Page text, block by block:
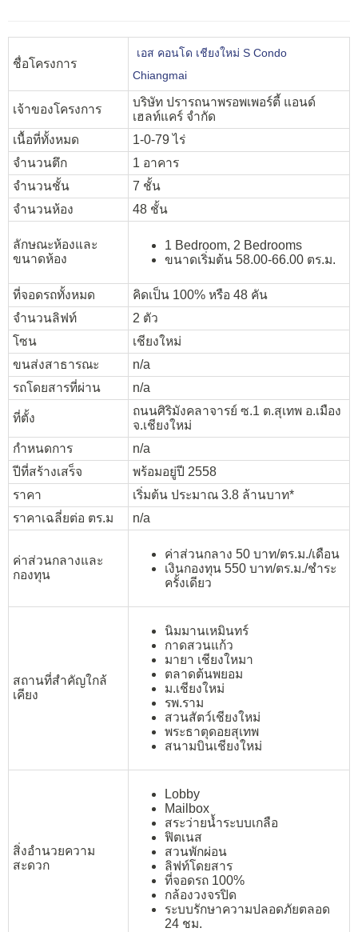
ชื่อโครงการ
เอส คอนโด เชียงใหม่ S Condo
Chiangmai
เจ้าของโครงการ
บริษัท ปรารถนาพรอพเพอร์ตี้ แอนด์
เฮลท์แคร์ จำกัด
เนื้อที่ทั้งหมด
1-0-79 ไร่
จำนวนตึก
1 อาคาร
จำนวนชั้น
7 ชั้น
จำนวนห้อง
48 ชั้น
ลักษณะห้องและ
ขนาดห้อง
1 Bedroom, 2 Bedrooms
ขนาดเริ่มต้น 58.00-66.00 ตร.ม.
ที่จอดรถทั้งหมด
คิดเป็น 100% หรือ 48 คัน
จำนวนลิฟท์
2 ตัว
โซน
เชียงใหม่
ขนส่งสาธารณะ
n/a
รถโดยสารที่ผ่าน
n/a
ที่ตั้ง
ถนนศิริมังคลาจารย์ ซ.1 ต.สุเทพ อ.เมือง
จ.เชียงใหม่
กำหนดการ
n/a
ปีที่สร้างเสร็จ
พร้อมอยู่ปี 2558
ราคา
เริ่มต้น ประมาณ 3.8 ล้านบาท*
ราคาเฉลี่ยต่อ ตร.ม
n/a
ค่าส่วนกลางและ
กองทุน
ค่าส่วนกลาง 50 บาท/ตร.ม./เดือน
เงินกองทุน 550 บาท/ตร.ม./ชำระ
ครั้งเดียว
สถานที่สำคัญใกล้
เคียง
นิมมานเหมินทร์
กาดสวนแก้ว
มายา เชียงใหมา
ตลาดต้นพยอม
ม.เชียงใหม่
รพ.ราม
สวนสัตว์เชียงใหม่
พระธาตุดอยสุเทพ
สนามบินเชียงใหม่
สิ่งอำนวยความ
สะดวก
Lobby
Mailbox
สระว่ายน้ำระบบเกลือ
ฟิตเนส
สวนพักผ่อน
ลิฟท์โดยสาร
ที่จอดรถ 100%
กล้องวงจรปิด
ระบบรักษาความปลอดภัยตลอด
24 ชม.